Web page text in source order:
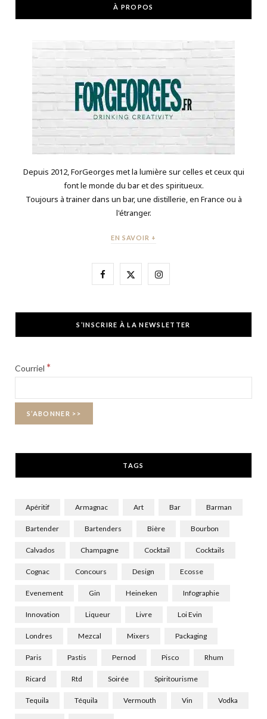
À PROPOS
Depuis 2012, ForGeorges met la lumière sur celles et ceux qui
font le monde du bar et des spiritueux.
Toujours à trainer dans un bar, une distillerie, en France ou à
l'étranger.
EN SAVOIR +
F
e
X
w
I
t
S’INSCRIRE À LA NEWSLETTER
Courriel *
TAGS
Apéritif Armagnac Art Bar Barman
Bartender Bartenders Bière Bourbon
Calvados Champagne Cocktail Cocktails
Cognac Concours Design Ecosse
Evenement Gin Heineken Infographie
Innovation Liqueur Livre Loi Evin
Londres Mezcal Mixers Packaging
Paris Pastis Pernod Pisco Rhum
Ricard Rtd Soirée Spiritourisme
Tequila Téquila Vermouth Vin Vodka